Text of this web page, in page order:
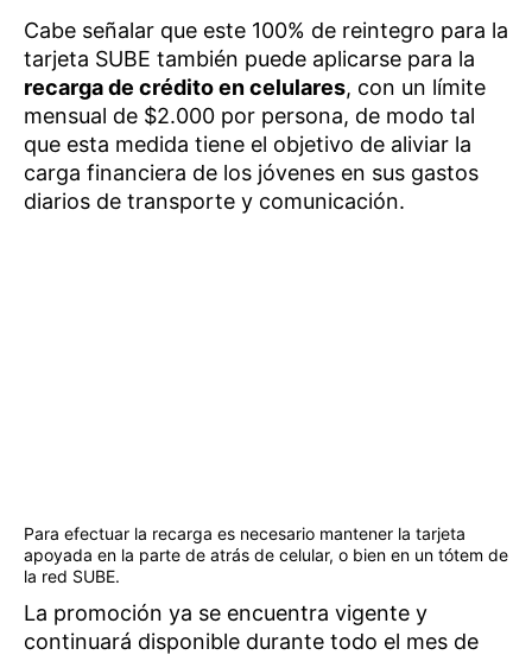
Cabe señalar que este 100% de reintegro para la
tarjeta SUBE también puede aplicarse para la
recarga de crédito en celulares, con un límite
mensual de $2.000 por persona, de modo tal
que esta medida tiene el objetivo de aliviar la
carga financiera de los jóvenes en sus gastos
diarios de transporte y comunicación.
Para efectuar la recarga es necesario mantener la tarjeta
apoyada en la parte de atrás de celular, o bien en un tótem de
la red SUBE.
La promoción ya se encuentra vigente y
continuará disponible durante todo el mes de